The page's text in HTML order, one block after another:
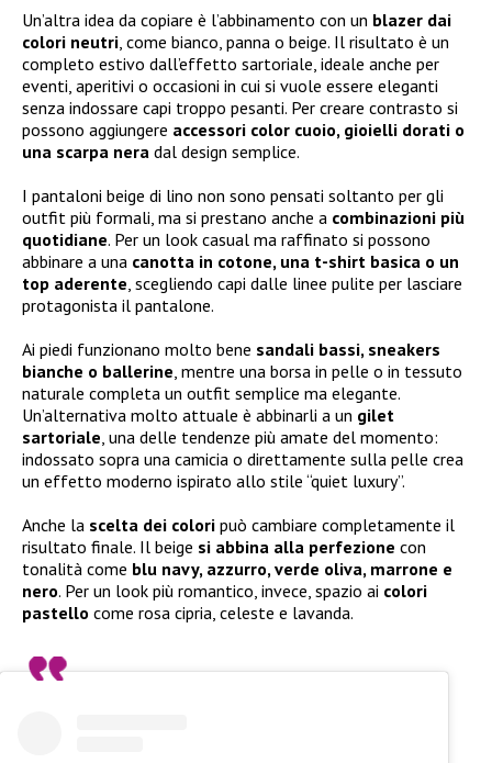
Un’altra idea da copiare è l’abbinamento con un blazer dai
colori neutri , come bianco, panna o beige. Il risultato è un
completo estivo dall’effetto sartoriale, ideale anche per
eventi, aperitivi o occasioni in cui si vuole essere eleganti
senza indossare capi troppo pesanti. Per creare contrasto si
possono aggiungere accessori color cuoio, gioielli dorati o
una scarpa nera dal design semplice.
I pantaloni beige di lino non sono pensati soltanto per gli
outfit più formali, ma si prestano anche a combinazioni più
quotidiane. Per un look casual ma raffinato si possono
abbinare a una canotta in cotone, una t-shirt basica o un
top aderente , scegliendo capi dalle linee pulite per lasciare
protagonista il pantalone.
Ai piedi funzionano molto bene sandali bassi, sneakers
bianche o ballerine , mentre una borsa in pelle o in tessuto
naturale completa un outfit semplice ma elegante.
Un’alternativa molto attuale è abbinarli a un gilet
sartoriale , una delle tendenze più amate del momento:
indossato sopra una camicia o direttamente sulla pelle crea
un effetto moderno ispirato allo stile “quiet luxury”.
Anche la scelta dei colori può cambiare completamente il
risultato finale. Il beige si abbina alla perfezione con
tonalità come blu navy, azzurro, verde oliva, marrone e
nero. Per un look più romantico, invece, spazio ai colori
pastello come rosa cipria, celeste e lavanda.